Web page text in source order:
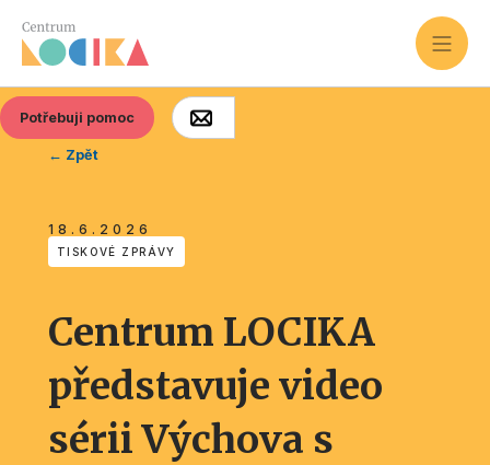
Potřebuji pomoc
← Zpět
18.6.2026
TISKOVÉ ZPRÁVY
Centrum LOCIKA
představuje video
sérii Výchova s